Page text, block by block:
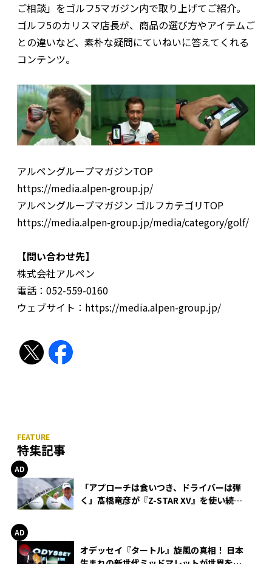
ご相談」をゴルフ5マガジン内で取り上げてご紹介。
ゴルフ5のカリスマ店長が、商品の選び方やアイテムご
との違いなど、素朴な疑問にていねいに答えてくれる
コンテンツ。
アルペングループマガジンTOP
https://media.alpen-group.jp/
アルペングループマガジン ゴルフカテゴリTOP
https://media.alpen-group.jp/media/category/golf/
【問い合わせ先】
株式会社アルペン
電話：052-559-0160
ウェブサイト：https://media.alpen-group.jp/
特集記事
「アプローチは食いつき、ドライバーは弾
く」髙橋竜彦が『Z-STAR XV』を使い続け
オデッセイ『タートル』旋風の真相！ 日本